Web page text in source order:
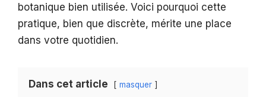
botanique bien utilisée. Voici pourquoi cette
pratique, bien que discrète, mérite une place
dans votre quotidien.
Dans cet article masquer